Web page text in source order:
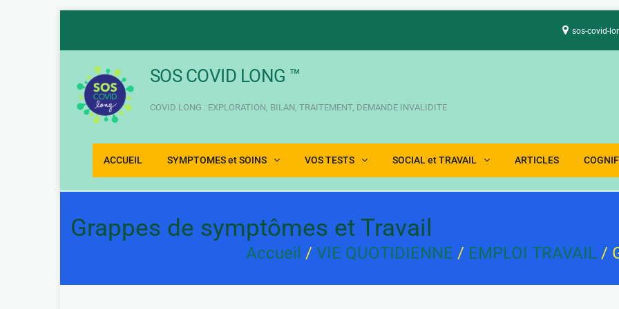
sos-covid-
SOS COVID LONG ™
COVID LONG : EXPLORATION, BILAN, TRAITEMENT, DEMANDE INVALIDITE
ACCUEIL SYMPTOMES et SOINS VOS TESTS SOCIAL et TRAVAIL ARTICLES
Grappes de symptômes et Travail
Accueil / VIE QUOTIDIENNE / EMPLOI TRAVAIL /